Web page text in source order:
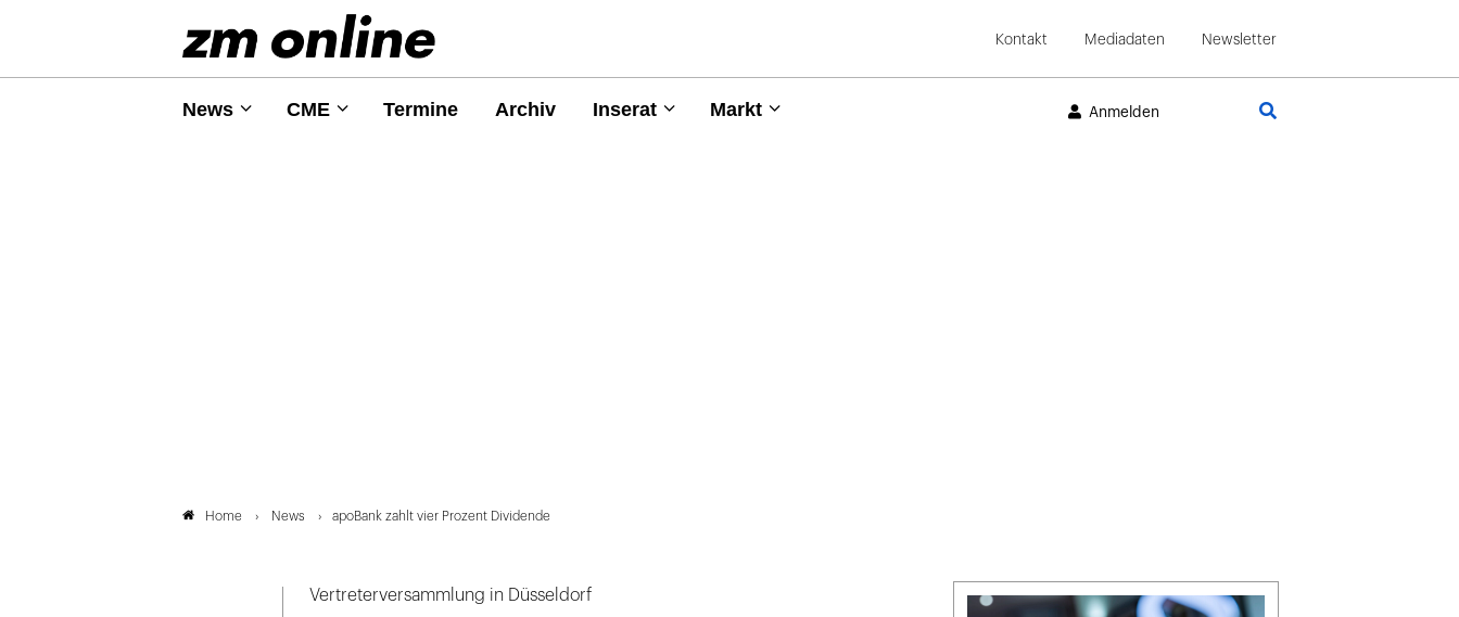
Kontakt Mediadaten Newsletter
News CME Termine Archiv Inserat Markt Anmelden
Home News apoBank zahlt vier Prozent Dividende
Vertreterversammlung in Düsseldorf